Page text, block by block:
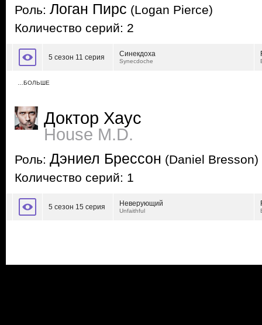
Роль: Логан Пирс (Logan Pierce)
Количество серий: 2
5 сезон 11 серия Синекдоха
Synecdoche
…БОЛЬШЕ
Доктор Хаус
House M.D.
Роль: Дэниел Брессон (Daniel Bresson)
Количество серий: 1
5 сезон 15 серия Неверующий
Unfaithful